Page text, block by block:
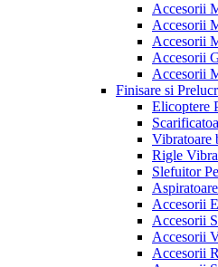
Accesorii
Accesorii
Accesorii
Accesorii
Accesorii
Finisare si
Elicoptere
Vibratoare
Rigle
Slefuitor
Accesorii
Accesorii
Accesorii
Accesorii